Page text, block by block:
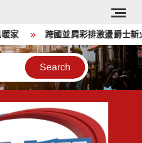
跨國並肩彩排激盪爵士新火